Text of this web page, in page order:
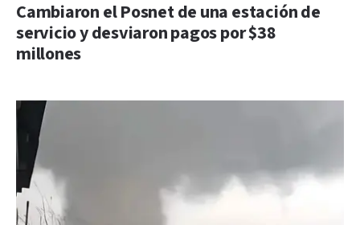
Cambiaron el Posnet de una estación de
servicio y desviaron pagos por $38
millones